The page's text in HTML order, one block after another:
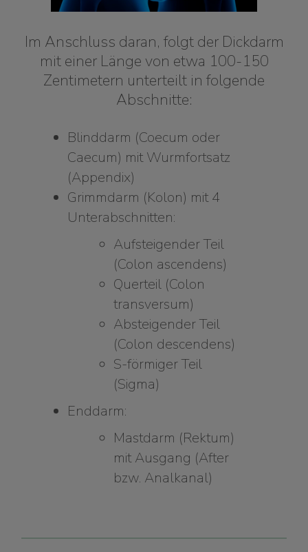
Im Anschluss daran, folgt der Dickdarm
mit einer Länge von etwa 100-150
Zentimetern unterteilt in folgende
Abschnitte:
Blinddarm (Coecum oder
Caecum) mit Wurmfortsatz
(Appendix)
Grimmdarm (Kolon) mit 4
Unterabschnitten:
Aufsteigender Teil
(Colon ascendens)
Querteil (Colon
transversum)
Absteigender Teil
(Colon descendens)
S-förmiger Teil
(Sigma)
Enddarm:
Mastdarm (Rektum)
mit Ausgang (After
bzw. Analkanal)